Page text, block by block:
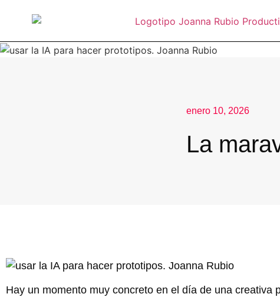
enero 10, 2026
La
Hay un momento muy concreto en el día de una creativa